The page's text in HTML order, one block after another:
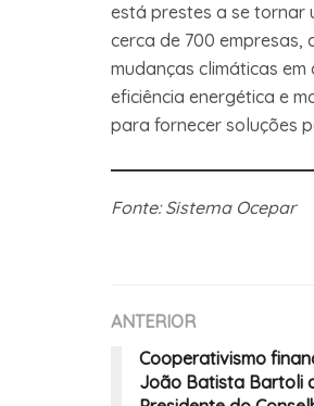
está prestes a se tornar
cerca de 700
mudanças climáticas
eficiência energética e
para fornecer soluções
Fonte: Sistema Ocepar
ANTERIOR
Cooperativismo
João Batista Bartoli